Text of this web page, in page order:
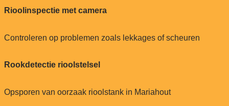
Rioolinspectie met camera
Controleren op problemen zoals lekkages of scheuren
Rookdetectie rioolstelsel
Opsporen van oorzaak rioolstank in Mariahout